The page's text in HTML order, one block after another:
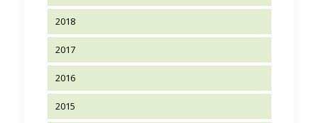
2018
2017
2016
2015